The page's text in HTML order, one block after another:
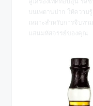
บนเพดานปาก ให้ควา
เหมาะสำหรับการจิบท่า
แสนมหัศจรรย์ของคุณ